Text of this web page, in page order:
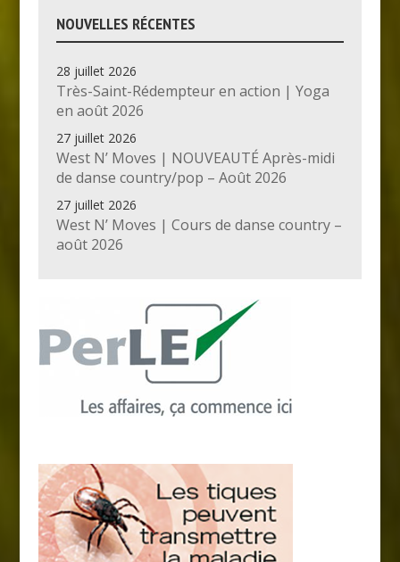
NOUVELLES RÉCENTES
28 juillet 2026
Très-Saint-Rédempteur en action | Yoga
en août 2026
27 juillet 2026
West N’ Moves | NOUVEAUTÉ Après-midi
de danse country/pop – Août 2026
27 juillet 2026
West N’ Moves | Cours de danse country –
août 2026